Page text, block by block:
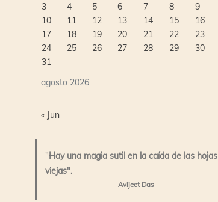
agosto 2026
3
4 5 6 7 8
9
10
11 12 13 14 15
16
17
18 19 20 21 22
23
24
25 26 27 28 29
30
31
« Jun
"Hay una magia sutil en la caída de las hojas
viejas".
Avijeet Das